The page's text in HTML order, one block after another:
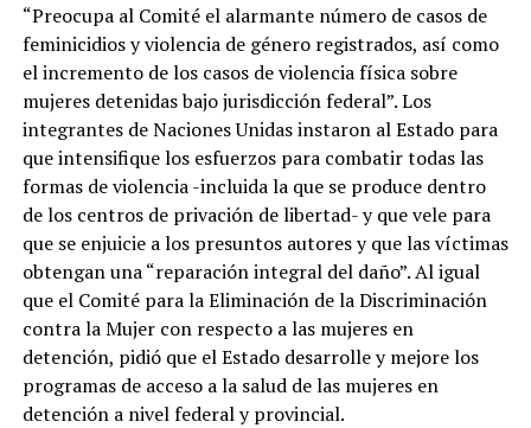
“Preocupa al Comité el alarmante número de casos de
feminicidios y violencia de género registrados, así como
el incremento de los casos de violencia física sobre
mujeres detenidas bajo jurisdicción federal”. Los
integrantes de Naciones Unidas instaron al Estado para
que intensifique los esfuerzos para combatir todas las
formas de violencia -incluida la que se produce dentro
de los centros de privación de libertad- y que vele para
que se enjuicie a los presuntos autores y que las víctimas
obtengan una “reparación integral del daño”. Al igual
que el Comité para la Eliminación de la Discriminación
contra la Mujer con respecto a las mujeres en
detención, pidió que el Estado desarrolle y mejore los
programas de acceso a la salud de las mujeres en
detención a nivel federal y provincial.